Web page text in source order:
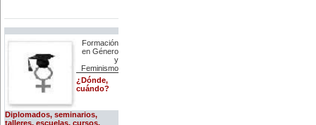
el ensayo y la crítica de arte y
cine. Es conocida por su activa
en una mordaz opositora del
gobierno de Bush.
21 de febrero:
A los 54 años muere la escritora
inglesa Mary Shelley (1797-1851),
autora de 'Frankenstein' o el
novela clásica del género gótico.
También escribió la novela
Formación
en Género
y
Feminismo
¿Dónde,
cuándo?
Diplomados, seminarios,
talleres, escuelas, cursos,